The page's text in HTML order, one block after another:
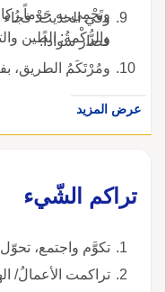
وتَحْمِي به حَوْماً
والرُّكْمةُ: الطين
وفي الحديث: فجاء
فصار سواداً.
ومُرْتَكَمُ الطريق،
عرض المزيد
تراكم الشّيء
تكوَّم واجتمع،
تراكمت الأعمالُ/